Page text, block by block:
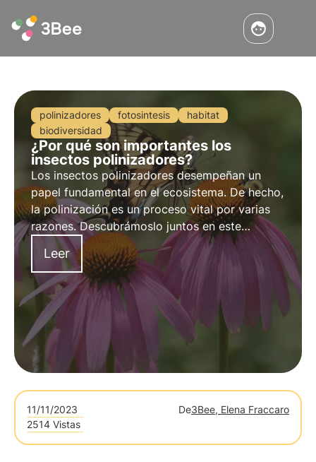
polinizadores fotosintesis
habitat
biodiversidad
¿Por qué son importantes los
insectos polinizadores?
Los insectos polinizadores desempeñan un
papel fundamental en el ecosistema. De hecho,
la polinización es un proceso vital por varias
razones. Descubrámoslo juntos en este
artículo, profundizando en algunas
curiosidades interesantes, incluyendo lo
Leer
11/11/2023 De3Bee, Elena Fraccaro
2514 Vistas